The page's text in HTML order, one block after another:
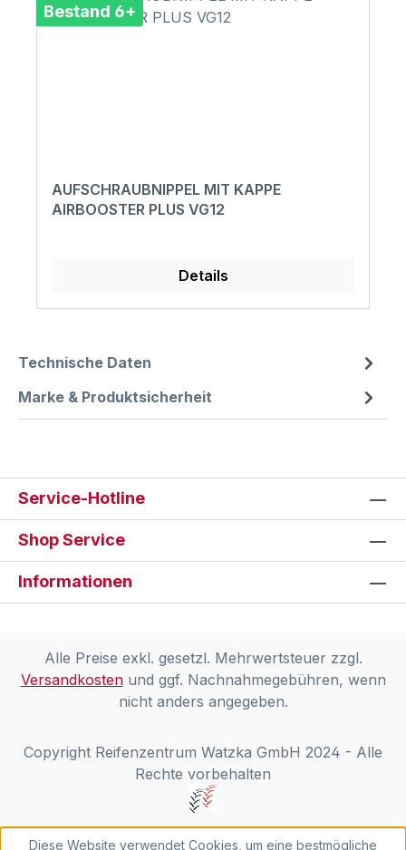
Bestand 6+
AUFSCHRAUBNIPPEL MIT KAPPE
AIRBOOSTER PLUS VG12
Details
Technische Daten
Marke & Produktsicherheit
Service-Hotline
Shop Service
Informationen
Alle Preise exkl. gesetzl. Mehrwertsteuer zzgl.
Versandkostenund ggf. Nachnahmegebühren, wenn
nicht anders angegeben.
Copyright Reifenzentrum Watzka GmbH 2024 - Alle
Rechte vorbehalten
Diese Website verwendet Cookies, um eine bestmögliche